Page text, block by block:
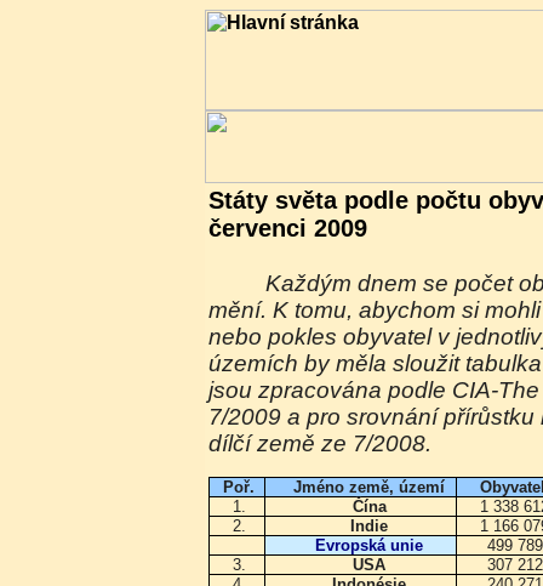
Státy světa podle počtu
červenci 2009
Každým dnem se počet obyvatel naší planety
mění. K tomu, abychom si
nebo pokles obyvatel v
územích by měla sloužit
jsou zpracována podle CIA-
7/2009 a pro srovnání
dílčí země ze 7/2008.
Poř. Jméno země, území
1.
Čína
1 338
2.
Indie
1 166
Evropská unie
499
3.
USA
307